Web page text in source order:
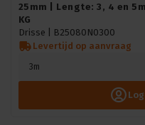
25mm | Lengte: 3, 4 en
KG
Drisse |
B25080N0300
Levertijd op aanvraag
3m